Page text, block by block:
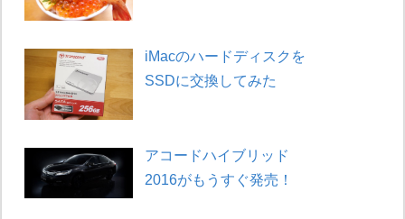
iMacのハードディスクを
SSDに交換してみた
アコードハイブリッド
2016がもうすぐ発売！